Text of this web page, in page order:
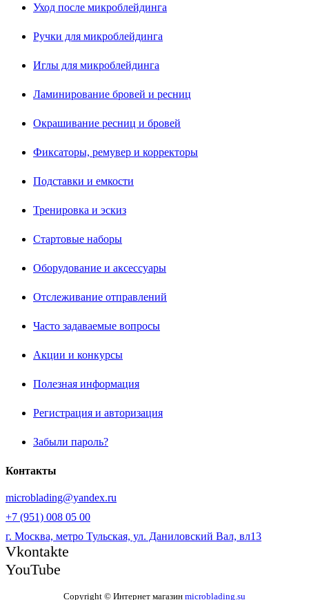
Уход после микроблейдинга
Ручки для микроблейдинга
Иглы для микроблейдинга
Ламинирование бровей и ресниц
Окрашивание ресниц и бровей
Фиксаторы, ремувер и корректоры
Подставки и емкости
Тренировка и эскиз
Стартовые наборы
Оборудование и аксессуары
Отслеживание отправлений
Часто задаваемые вопросы
Акции и конкурсы
Полезная информация
Регистрация и авторизация
Забыли пароль?
Контакты
microblading@yandex.ru
+7 (951) 008 05 00
г. Москва, метро Тульская, ул. Даниловский Вал, вл13
Vkontakte
YouTube
Copyright © Интернет магазин microblading.su